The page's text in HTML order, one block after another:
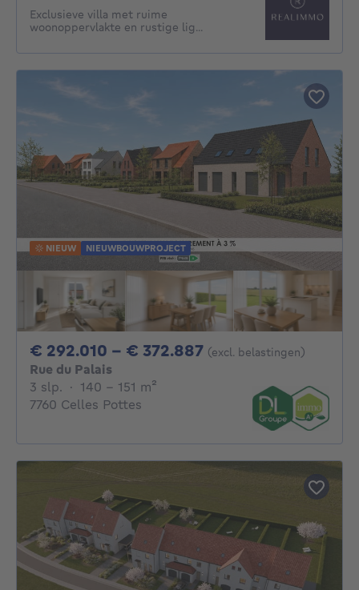
Exclusieve villa met ruime
woonoppervlakte en rustige lig...
NIEUW NIEUWBOUWPROJECT
€ 292.010 - € 372.887 Van 292010€ Tot
(excl. belastingen)
Rue du Palais
3 slp. 3 slaapkamers
· 140 - 151 m²
7760 Celles Pottes